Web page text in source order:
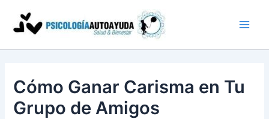
contenido
Cómo Ganar Carisma en Tu
Grupo de Amigos